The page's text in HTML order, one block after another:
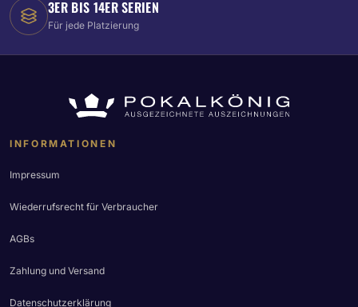
3ER BIS 14ER SERIEN
Für jede Platzierung
INFORMATIONEN
Impressum
Wiederrufsrecht für Verbraucher
AGBs
Zahlung und Versand
Datenschutzerklärung